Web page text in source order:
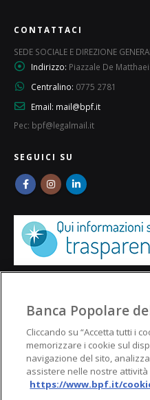
CONTATTACI
SEDE SOCIALE E DIREZIONE
Indirizzo: Piazzale De
Centralino: 0775 2781
Email: mail@bpf.it
Pec: bpf@legalmail.it
SEGUICI SU
© Banca Popolare del Frusinate
Banca Popolare
Cliccando su “Accetta tutti i
memorizzare i cookie sul
navigazione del sito,
assistere nelle nostre attività
https://www.bpf.it/